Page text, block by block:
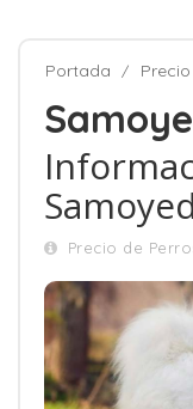
Portada
Precio de